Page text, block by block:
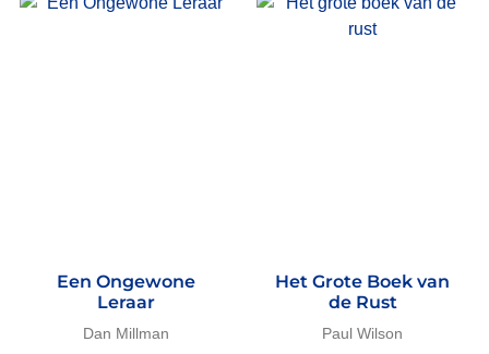
Een Ongewone
Leraar
Dan Millman
Het Grote Boek van
de Rust
Paul Wilson